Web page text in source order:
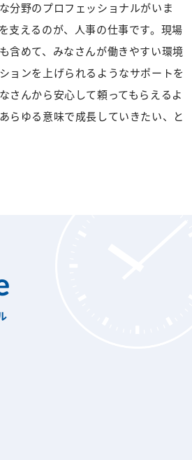
分野のプロフェッショナルがいま
支えるのが、人事の仕事です。現場
含めて、みなさんが働きやすい環境
ョンを上げられるようなサポートを
さんから安心して頼ってもらえるよ
らゆる意味で成長していきたい、と